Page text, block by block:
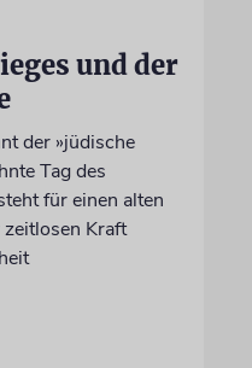
und der
der »jüdische
Tag des
für einen alten
Kraft